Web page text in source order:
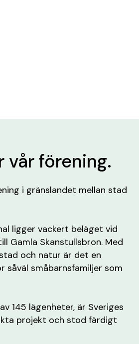
vår förening.
i gränslandet mellan stad
ligger vackert beläget vid
Gamla Skanstullsbron. Med
och natur är det en
såväl småbarnsfamiljer som
145 lägenheter, är Sveriges
projekt och stod färdigt